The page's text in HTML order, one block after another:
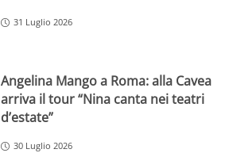
31 Luglio 2026
Angelina Mango a Roma: alla Cavea
arriva il tour “Nina canta nei teatri
d’estate”
30 Luglio 2026